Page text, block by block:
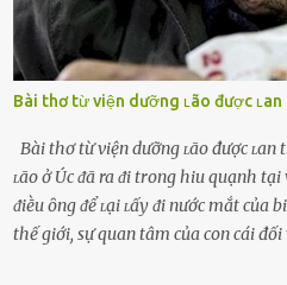
Bài thơ từ viện dưỡng ʟão được
Bài thơ từ viện dưỡng ʟão được
ʟão ở Úc ᵭã ra ᵭi trong hiu quạnh tại
ᵭiḕu ȏng ᵭể ʟại ʟấy ᵭi nước mắt của
thế giới, sự quan tâm của con cái đối